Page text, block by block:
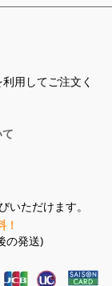
用してご注文く
いただけます。
！
の発送)